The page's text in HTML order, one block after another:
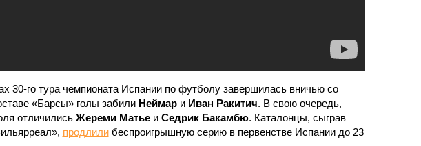
30-го тура чемпионата Испании по футболу завершилась вничью со
«Барсы» голы забили Неймари Иван Ракитич. В свою очередь,
отличились Жереми Матьеи Седрик Бакамбю. Каталонцы, сыграв
продлилибеспроигрышную серию в первенстве Испании до 23